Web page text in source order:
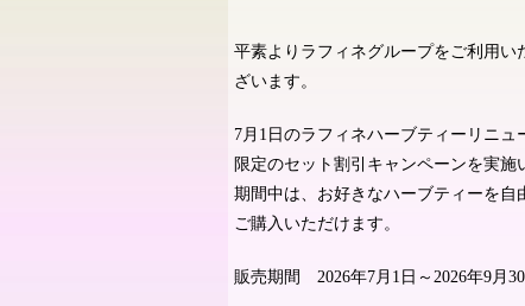
平素よりラフィネグループをご利用い
ざいます。
7月 1 日のラフィネハーブティーリニュ
限定のセット割引キャンペーンを実施
期間中は、お好きなハーブティーを自
ご購入いただけます。
販売期間 2026年7月 1 日～ 2026年9月 30